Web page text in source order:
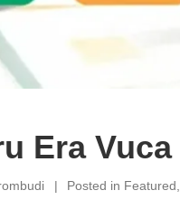
Era Vuca
Posted in Featured